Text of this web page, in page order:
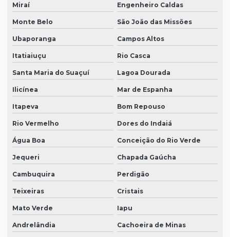
Miraí Engenheiro Caldas
Monte Belo São João das Missões
Ubaporanga Campos Altos
Itatiaiuçu Rio Casca
Santa Maria do Suaçuí Lagoa Dourada
Ilicínea Mar de Espanha
Itapeva Bom Repouso
Rio Vermelho Dores do Indaiá
Água Boa Conceição do Rio Verde
Jequeri Chapada Gaúcha
Cambuquira Perdigão
Teixeiras Cristais
Mato Verde Iapu
Andrelândia Cachoeira de Minas